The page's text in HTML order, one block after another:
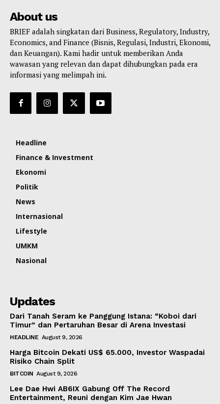
About us
BRIEF adalah singkatan dari Business, Regulatory, Industry,
Economics, and Finance (Bisnis, Regulasi, Industri, Ekonomi,
dan Keuangan). Kami hadir untuk memberikan Anda
wawasan yang relevan dan dapat dihubungkan pada era
informasi yang melimpah ini.
Headline
Finance & Investment
Ekonomi
Politik
News
Internasional
Lifestyle
UMKM
Nasional
Updates
Dari Tanah Seram ke Panggung Istana: “Koboi dari
Timur” dan Pertaruhan Besar di Arena Investasi
HEADLINE August 9, 2026
Harga Bitcoin Dekati US$ 65.000, Investor Waspadai
Risiko Chain Split
BITCOIN August 9, 2026
Lee Dae Hwi AB6IX Gabung Off The Record
Entertainment, Reuni dengan Kim Jae Hwan